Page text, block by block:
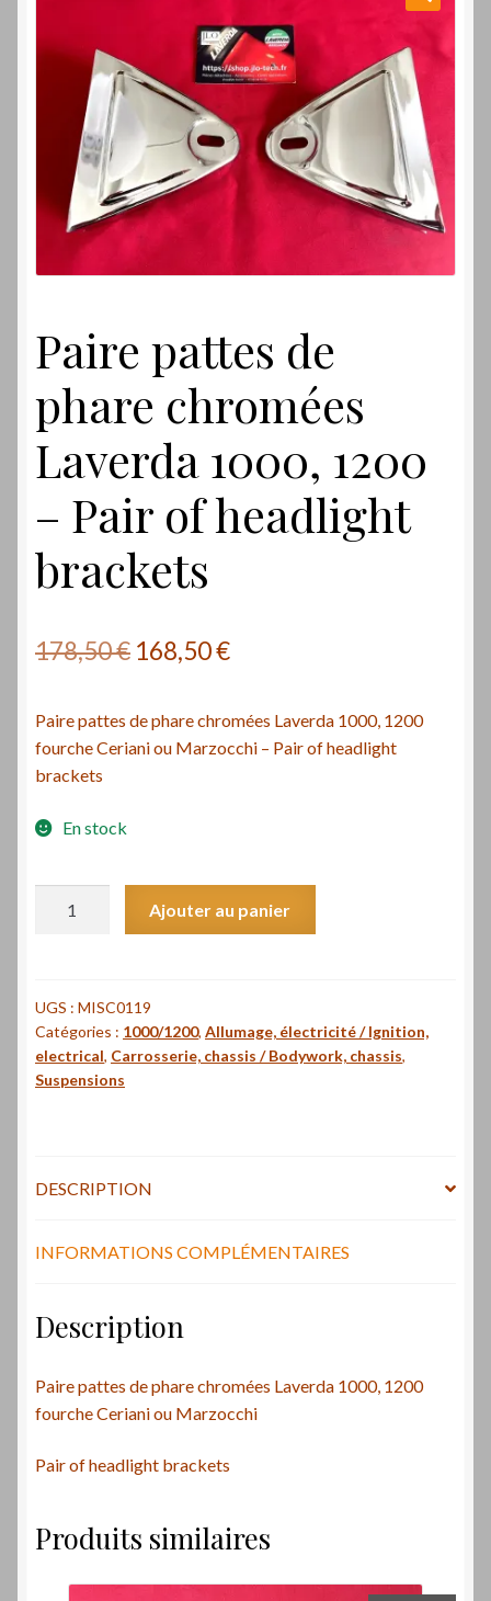
Paire pattes de
phare chromées
Laverda 1000, 1200
– Pair of headlight
brackets
178,50€ Le
initial
168,50€Le
actuel
Paire pattes de phare chromées Laverda 1000, 1200
fourche Ceriani ou Marzocchi – Pair of headlight
brackets
En stock
de
phare
chromées
Laverda
Pair
headlight
Ajouter au panier
UGS : MISC0119
Catégories : 1000/1200, Allumage, électricité / Ignition,
electrical, Carrosserie, chassis / Bodywork, chassis,
Suspensions
DESCRIPTION
INFORMATIONS COMPLÉMENTAIRES
Description
Paire pattes de phare chromées Laverda 1000, 1200
fourche Ceriani ou Marzocchi
Pair of headlight brackets
Produits similaires